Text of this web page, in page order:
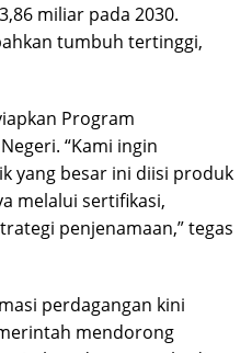
miliar pada 2030.
tumbuh tertinggi,
Program
“Kami ingin
yang besar ini diisi produk
melalui sertifikasi,
penjenamaan,” tegas
perdagangan kini
mendorong